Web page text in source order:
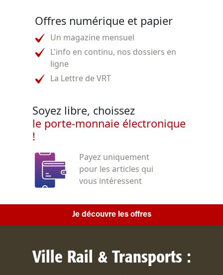
Offres numérique et papier
Un magazine mensuel
L'info en continu, nos dossiers en
ligne
La Lettre de VRT
Soyez libre, choissez
le porte-monnaie électronique
!
Payez uniquement
pour les articles qui
vous intéressent
Je découvre les offres
Ville Rail & Transports :